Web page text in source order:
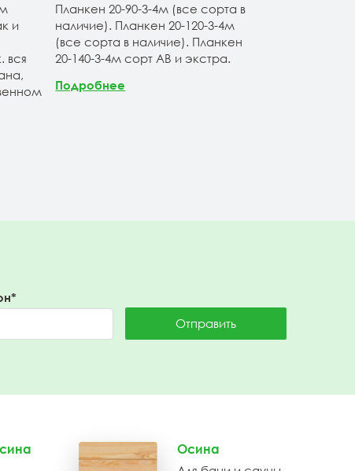
и
вся
Планкен 20-90-3-4м (все сорта в
наличие). Планкен 20-120-3-4м
(все сорта в наличие). Планкен
20-140-3-4м сорт АВ и экстра.
Подробнее
Отправить
Осина